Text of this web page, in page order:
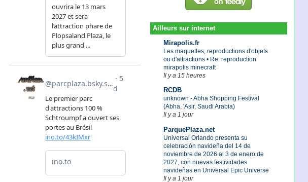
Ailleurs sur internet
Mirapolis.fr
Les maquettes, reproductions d'objets
ou d'attractions • Re: reproduction
mirapolis minecraft
Il y a 15 heures
RCDB
unknown - Abha Shopping Festival
(Abha, 'Asir, Saudi Arabia)
Il y a 1 jour
ParquePlaza.net
Universal Orlando presenta su
celebración navideña del 14 de
noviembre de 2026 al 3 de enero de
2027, con nuevas festividades
navideñas en Universal Epic Universe
Il y a 1 jour